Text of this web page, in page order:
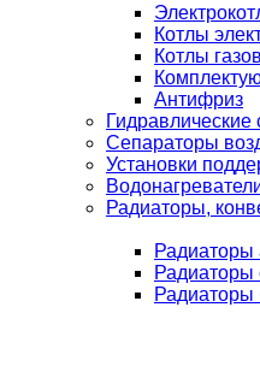
Котлы
Котлы
Антифриз
Гидравлические
Сепараторы
Установки
Радиаторы,
Радиаторы
Радиаторы